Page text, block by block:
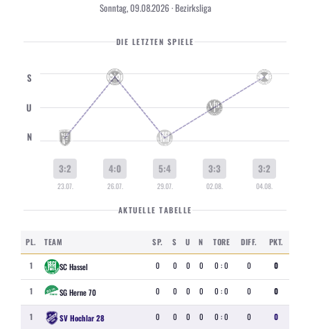
Sonntag, 09.08.2026 · Bezirksliga
DIE LETZTEN SPIELE
S
U
N
3:2
23.07.
4:0
26.07.
5:4
29.07.
3:3
02.08.
3:2
04.08.
AKTUELLE TABELLE
PL. TEAM SP. S U N TORE DIFF. PKT.
1 SC Hassel 0 0 0 0 0 : 0 0 0
1 SG Herne 70 0 0 0 0 0 : 0 0 0
1 SV Hochlar 28 0 0 0 0 0 : 0 0 0